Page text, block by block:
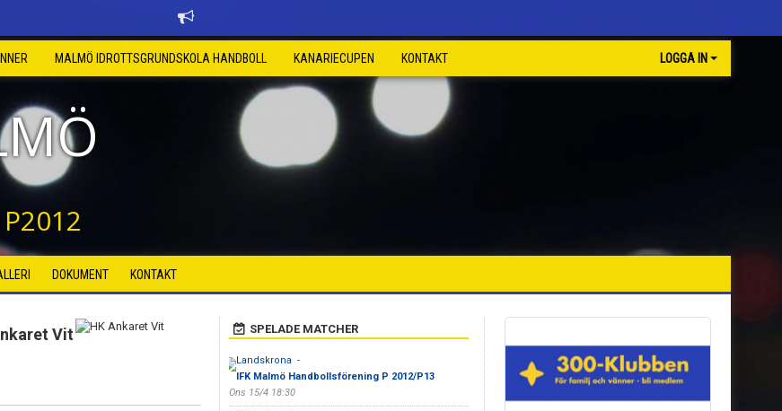
MALMÖ IDROTTSGRUNDSKOLA HANDBOLL KANARIECUPEN KONTAKT LOGGA IN
DOKUMENT KONTAKT
Vit SPELADE MATCHER
Landskrona -
IFK Malmö Handbollsförening P 2012/P13
Ons 15/4 18:30